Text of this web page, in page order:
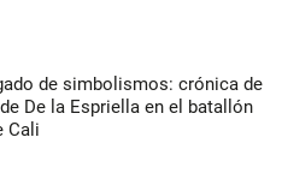
de simbolismos: crónica de
De la Espriella en el batallón
Cali